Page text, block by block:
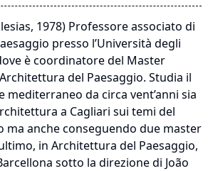
1978) Professore associato di
presso l’Università degli
è coordinatore del Master
del Paesaggio. Studia il
mediterraneo da circa vent’anni sia
a Cagliari sui temi del
ma anche conseguendo due master
in Architettura del Paesaggio,
sotto la direzione di João